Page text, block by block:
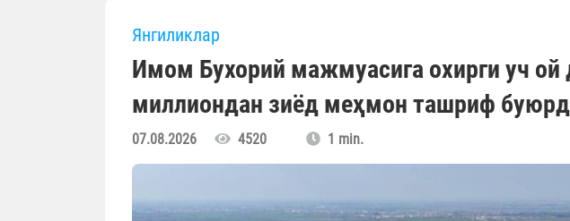
Янгиликлар
Имом Бухорий мажмуасига охирги уч ой
миллиондан зиёд меҳмон ташриф
07.08.2026 4520 1 min.